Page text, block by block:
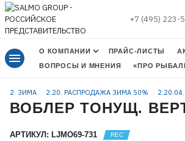
+7 (495) 223-
menu О КОМПАНИИ ПРАЙС-ЛИСТЫ
ВОПРОСЫ И МНЕНИЯ
«ПРО
2. ЗИМА 2.20. РАСПРОДАЖА ЗИМА 50%
ВОБЛЕР ТОНУЩ.
АРТИКУЛ: LJMO69-731